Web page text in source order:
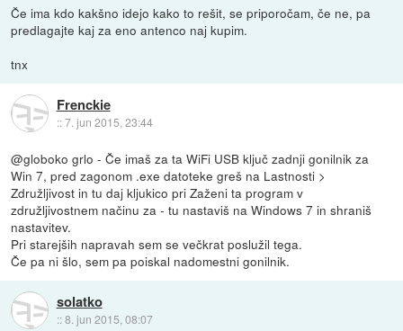
Če ima kdo kakšno idejo kako to rešit, se priporočam, če ne, pa
predlagajte kaj za eno antenco naj kupim.
tnx
Frenckie
::7. jun 2015, 23:44
@globoko grlo - Če imaš za ta WiFi USB ključ zadnji gonilnik za
Win 7, pred zagonom .exe datoteke greš na Lastnosti >
Združljivost in tu daj kljukico pri Zaženi ta program v
združljivostnem načinu za - tu nastaviš na Windows 7 in shraniš
nastavitev.
Pri starejših napravah sem se večkrat poslužil tega.
Če pa ni šlo, sem pa poiskal nadomestni gonilnik.
solatko
::8. jun 2015, 08:07